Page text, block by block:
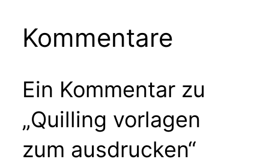
Kommentare
Ein Kommentar zu
„Quilling vorlagen
zum ausdrucken“